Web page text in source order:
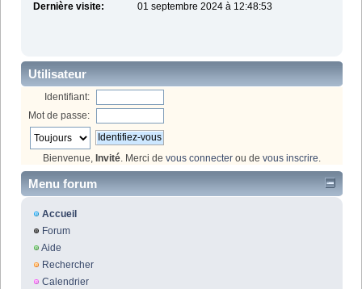
Dernière visite:
01 septembre 2024 à 12:48:53
Utilisateur
Identifiant:
Mot de passe:
Bienvenue, Invité . Merci de vous connecter ou de vous inscrire
Menu forum
Accueil
Forum
Aide
Rechercher
Calendrier